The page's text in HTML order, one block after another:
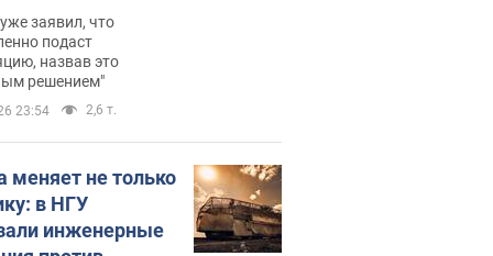
зала
400 млн
заявил, что
подаст
назвав это
решением"
23:54 2,6 т.
меняет не только
в НГУ
инженерные